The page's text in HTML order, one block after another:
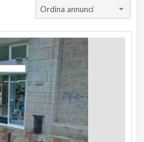
Ordina annunci